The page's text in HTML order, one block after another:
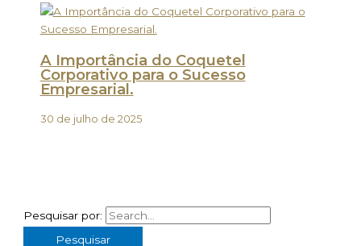
A Importância do Coquetel
Corporativo para o Sucesso
Empresarial.
30 de julho de 2025
Pesquisar por: